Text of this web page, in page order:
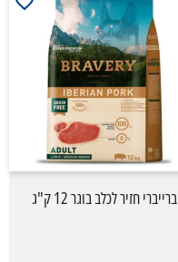
ברייברי חזיר לכלב בוגר 12 ק"ג